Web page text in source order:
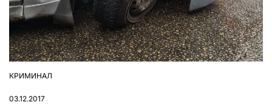
ОПУБЛІКУВАТИ
КРИМИНАЛ
03.12.2017